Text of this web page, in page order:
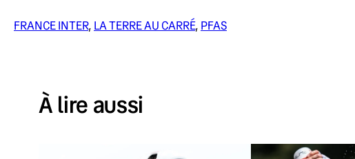
FRANCE INTER, LA TERRE AU CARRÉ, PFAS
À lire aussi